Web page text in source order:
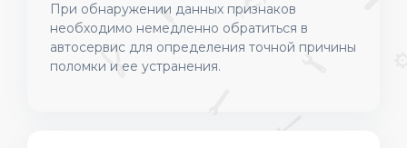
При обнаружении данных признаков
необходимо немедленно обратиться в
автосервис для определения точной причины
поломки и ее устранения.